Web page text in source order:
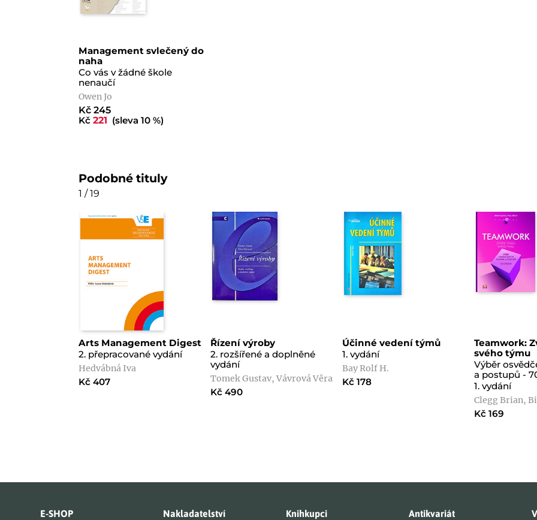
Management svlečený do
naha
Co vás v žádné škole
nenaučí
Owen Jo
Kč 245
Kč221 (sleva 10 %)
Podobné tituly
1 / 19
Arts Management Digest
2. přepracované vydání
Hedvábná Iva
Kč 407
Řízení výroby
2. rozšířené a doplněné
vydání
Tomek Gustav, Vávrová Věra
Kč 490
Účinné vedení týmů
1. vydání
Bay Rolf H.
Kč 178
Teamwork:
svého týmu
Výběr
a postupů -
1. vydání
Clegg Brian,
Kč 169
E-SHOP Nakladatelství Knihkupci Antikvariát